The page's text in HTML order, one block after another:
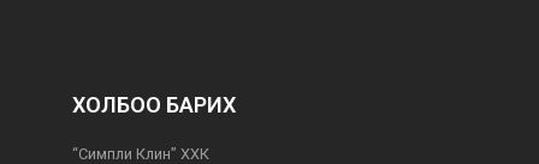
ХОЛБОО БАРИХ
“Симпли Клин” ХХК